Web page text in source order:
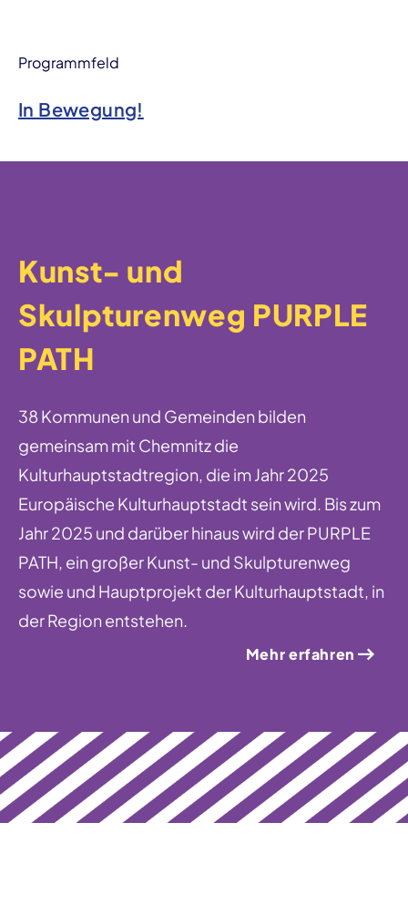
Programmfeld
In Bewegung!
Kunst- und
Skulpturenweg PURPLE
PATH
38 Kommunen und Gemeinden bilden
gemeinsam mit Chemnitz die
Kulturhauptstadtregion, die im Jahr 2025
Europäische Kulturhauptstadt sein wird. Bis zum
Jahr 2025 und darüber hinaus wird der PURPLE
PATH, ein großer Kunst- und Skulpturenweg
sowie und Hauptprojekt der Kulturhauptstadt, in
der Region entstehen.
Mehr erfahren